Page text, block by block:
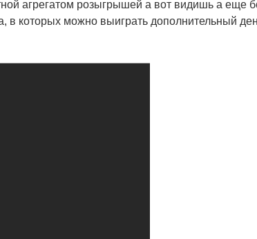
агрегатом розыгрышей а вот видишь а еще
в которых можно выиграть дополнительный